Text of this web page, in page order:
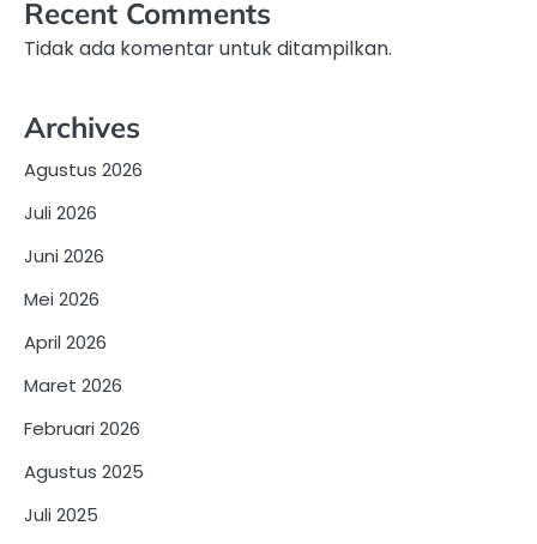
Recent Comments
Tidak ada komentar untuk ditampilkan.
Archives
Agustus 2026
Juli 2026
Juni 2026
Mei 2026
April 2026
Maret 2026
Februari 2026
Agustus 2025
Juli 2025